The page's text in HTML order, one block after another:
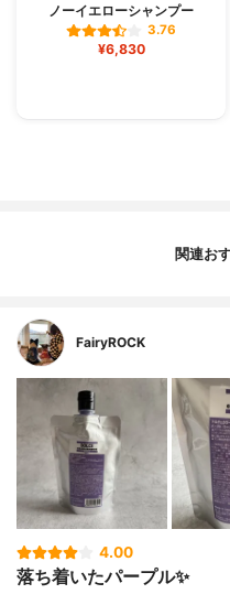
ノーイエローシャンプー
3.76
¥6,830
関連お
FairyROCK
4.00
落ち着いたパープル✨